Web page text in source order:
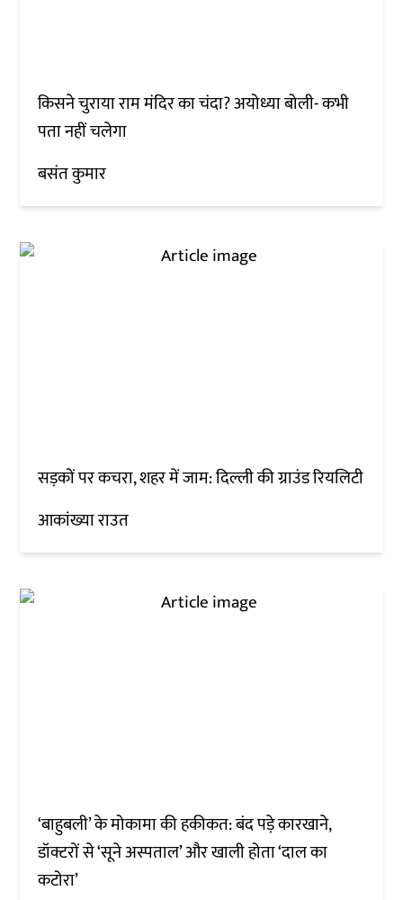
किसने चुराया राम मंदिर का चंदा? अयोध्या बोली- कभी
पता नहीं चलेगा
बसंत कुमार
सड़कों पर कचरा, शहर में जाम: दिल्ली की ग्राउंड रियलिटी
आकांख्या राउत
‘बाहुबली’ के मोकामा की हकीकत: बंद पड़े कारखाने,
डॉक्टरों से ‘सूने अस्पताल’ और खाली होता ‘दाल का
कटोरा’